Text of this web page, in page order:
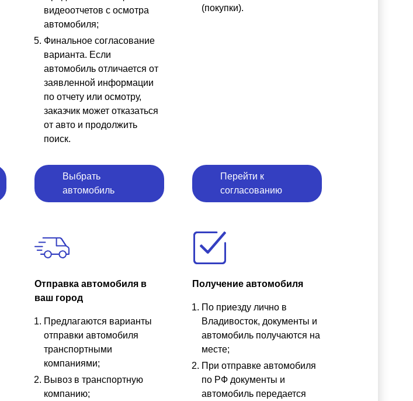
видеоотчетов с осмотра
автомобиля;
Финальное согласование
варианта. Если
автомобиль отличается от
заявленной информации
по отчету или осмотру,
заказчик может отказаться
от авто и продолжить
поиск.
Выбрать
автомобиль
(покупки).
Перейти к
согласованию
Отправка автомобиля в
ваш город
Предлагаются варианты
отправки автомобиля
транспортными
компаниями;
Вывоз в транспортную
компанию;
Получение автомобиля
По приезду лично в
Владивосток, документы и
автомобиль получаются на
месте;
При отправке автомобиля
по РФ документы и
автомобиль передается